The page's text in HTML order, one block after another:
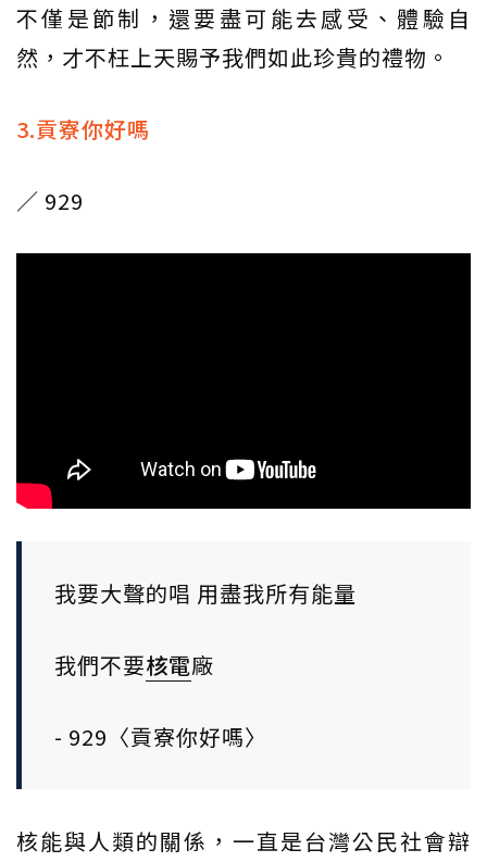
不僅是節制，還要盡可能去感受、體驗自
然，才不枉上天賜予我們如此珍貴的禮物。
3.貢寮你好嗎
／ 929
我要大聲的唱 用盡我所有能量
我們不要核電廠
- 929〈貢寮你好嗎〉
核能與人類的關係，一直是台灣公民社會辯